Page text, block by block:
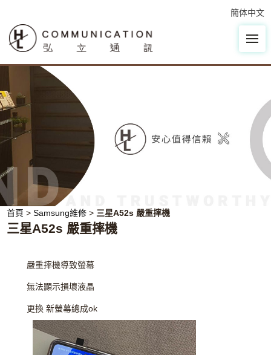
簡体中文
首頁 >Samsung維修 > 三星A52s 嚴重摔機
三星A52s 嚴重摔機
嚴重摔機導致螢幕
無法顯示損壞液晶
更換 新螢幕總成ok